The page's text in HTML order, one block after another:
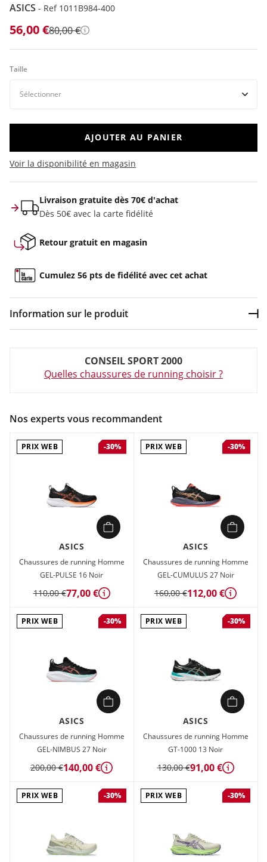
ASICS - Ref 1011B984-400
56,00 €80,00 € Détails
Taille
AJOUTER AU PANIER
Voir la disponibilité en magasin
Livraison gratuite dès 70€ d'achat
Dès 50€ avec la carte fidélité
Retour gratuit en magasin
Cumulez 56 pts de fidélité avec cet achat
Information sur le produit
Composition :
60% mesh (tissage synthétique), 20% mousse
(amplifoam), 15% matière textile (doublure/semelle
Chaussures de running Homme Asics VERSABLAST 4 Bleu en
vente à prix attractif chez Sport 2000
CONSEIL SPORT 2000
Quelles chaussures de running choisir ?
Nos experts vous recommandent
PRIX WEB -30%
ASICS
Chaussures de running Homme
GEL-PULSE 16 Noir
110,00 €77,00 € Détails
PRIX WEB -30%
ASICS
Chaussures de running Homme
GEL-CUMULUS 27 Noir
160,00 €112,00 € Détails
PRIX WEB -30%
ASICS
Chaussures de running Homme
GEL-NIMBUS 27 Noir
200,00 €140,00 € Détails
PRIX WEB -30%
ASICS
Chaussures de running Homme
GT-1000 13 Noir
130,00 €91,00 € Détails
PRIX WEB -30% PRIX WEB -30%